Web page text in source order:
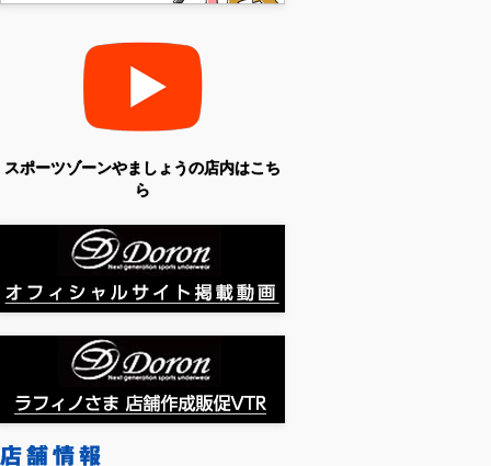
スポーツゾーンやましょうの店内はこち
ら